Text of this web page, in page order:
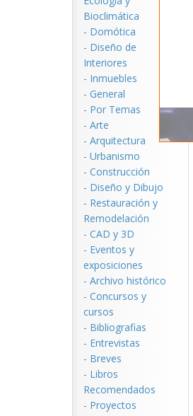
Bioclimática
- Domótica
- Diseño de
Interiores
- Inmuebles
- General
- Por Temas
- Arte
- Arquitectura
- Urbanismo
- Construcción
- Diseño y Dibujo
- Restauración y
Remodelación
- CAD y 3D
- Eventos y
exposiciones
- Archivo histórico
- Concursos y
cursos
- Bibliografias
- Entrevistas
- Breves
- Libros
Recomendados
- Proyectos